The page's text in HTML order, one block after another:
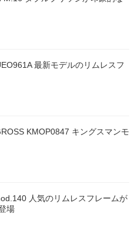
最新モデルのリムレスフ
KMOP0847 キングスマンモ
人気のリムレスフレームが
場